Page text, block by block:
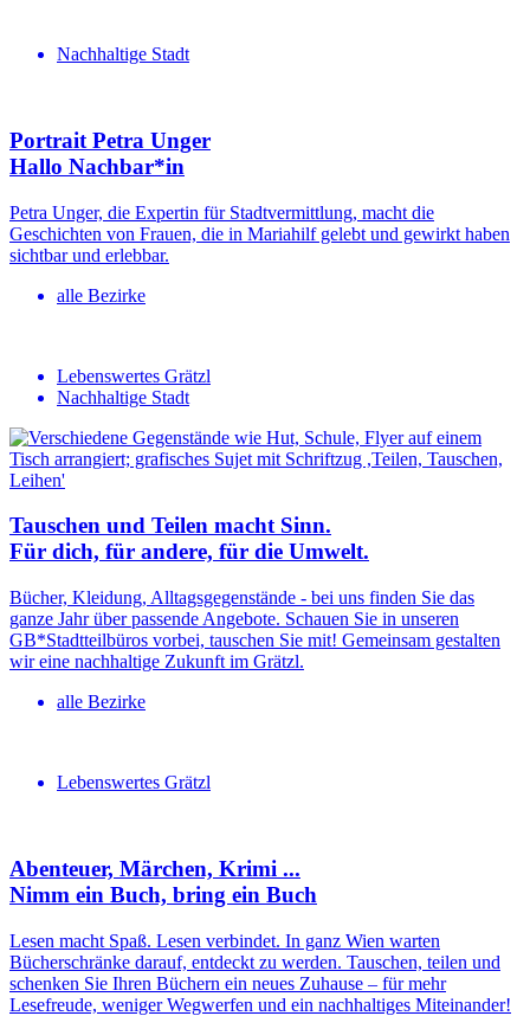
Nachhaltige Stadt
Portrait Petra Unger
Hallo Nachbar*in
Petra Unger, die Expertin für Stadtvermittlung, macht die
Geschichten von Frauen, die in Mariahilf gelebt und gewirkt haben
sichtbar und erlebbar.
alle Bezirke
Lebenswertes Grätzl
Nachhaltige Stadt
Tauschen und Teilen macht Sinn.
Für dich, für andere, für die Umwelt.
Bücher, Kleidung, Alltagsgegenstände - bei uns finden Sie das
ganze Jahr über passende Angebote. Schauen Sie in unseren
GB*Stadtteilbüros vorbei, tauschen Sie mit! Gemeinsam gestalten
wir eine nachhaltige Zukunft im Grätzl.
alle Bezirke
Lebenswertes Grätzl
Abenteuer, Märchen, Krimi ...
Nimm ein Buch, bring ein Buch
Lesen macht Spaß. Lesen verbindet. In ganz Wien warten
Bücherschränke darauf, entdeckt zu werden. Tauschen, teilen und
schenken Sie Ihren Büchern ein neues Zuhause – für mehr
Lesefreude, weniger Wegwerfen und ein nachhaltiges Miteinander!